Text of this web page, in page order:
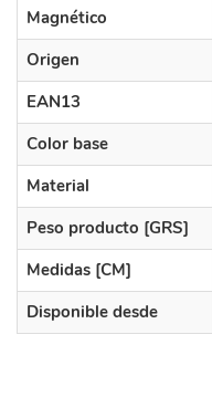
Magnético
Origen
EAN13
Color base
Material
Peso producto [GRS]
Medidas [CM]
Disponible desde